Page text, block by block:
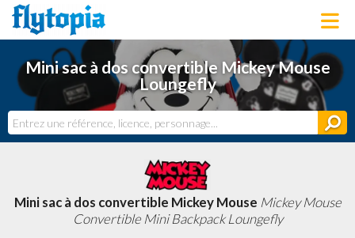
LOUNGEFLY
LICENCES
NOUVEAUTÉS
BONS PLANS
ACTUALITÉS
DERNIERS AJOUTS
Mini sac à dos convertible Mickey Mouse
Loungefly
Mini sac à dos convertible Mickey Mouse Mickey Mouse
Convertible Mini Backpack Loungefly